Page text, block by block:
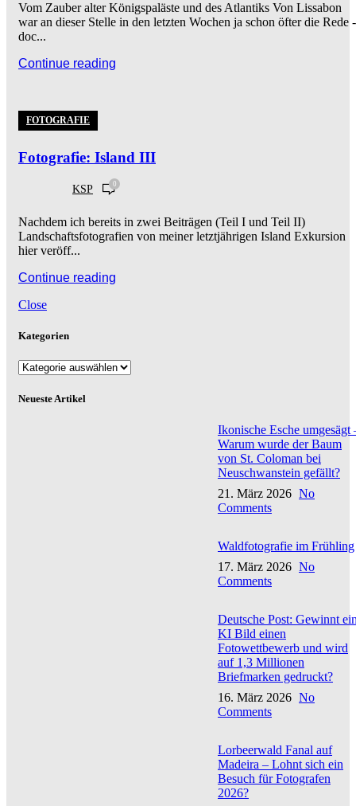
Vom Zauber alter Königspaläste und des Atlantiks Von Lissabon
war an dieser Stelle in den letzten Wochen ja schon öfter die Rede -
doc...
Continue reading
FOTOGRAFIE
Fotografie: Island III
KSP 0
Nachdem ich bereits in zwei Beiträgen (Teil I und Teil II)
Landschaftsfotografien von meiner letztjährigen Island Exkursion
hier veröff...
Continue reading
Close
Kategorien
Kategorien
Neueste Artikel
Ikonische Esche umgesägt
Warum wurde der Baum
von St. Coloman bei
Neuschwanstein gefällt?
21. März 2026 No
Comments
Waldfotografie im Frühling
17. März 2026 No
Comments
Deutsche Post: Gewinnt
KI Bild einen
Fotowettbewerb und wird
auf 1,3 Millionen
Briefmarken gedruckt?
16. März 2026 No
Comments
Lorbeerwald Fanal auf
Madeira – Lohnt sich ein
Besuch für Fotografen
2026?